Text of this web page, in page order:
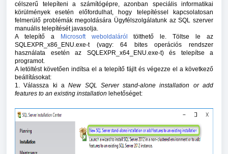
célszerű telepíteni a számítógépre, azonban speciális informatikai
körülmények esetén előfordulhat, hogy telepítéssel kapcsolatosan
felmerülő problémák megoldására Ügyfélszolgálatunk az SQL szerver
manuális telepítését javasolja.
A telepítő a
Microsoft weboldaláról
tölthető le. Töltse le az
SQLEXPR_x86_ENU.exe-t (vagy: 64 bites operációs rendszer
használata esetén az SQLEXPR_x64_ENU.exe-t) és telepítse a
programot.
A letöltést követően indítsa el a telepítő fájlt és végezze el a következő
beállításokat:
1. Válassza ki aNew SQL Server stand-alone installation or add
features to an existing installation lehetőséget: